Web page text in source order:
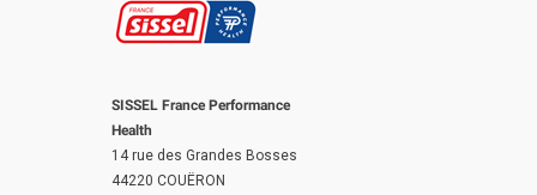
SISSEL France Performance
Health
14 rue des Grandes Bosses
44220 COUËRON